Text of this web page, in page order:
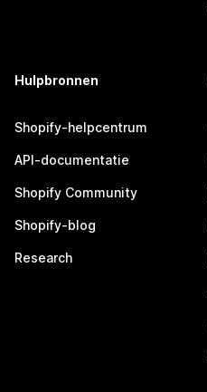
Hulpbronnen
Shopify-helpcentrum
API-documentatie
Shopify Community
Shopify-blog
Research